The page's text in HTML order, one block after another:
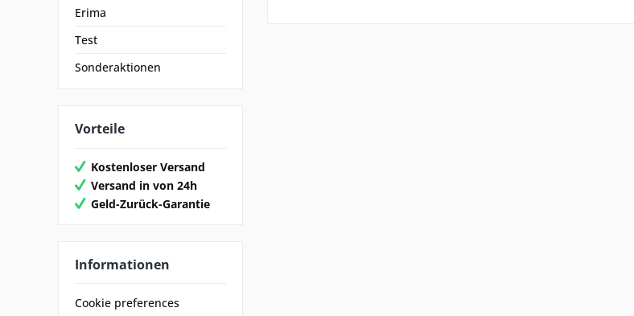
Erima
Test
Sonderaktionen
Vorteile
Kostenloser Versand
Versand in von 24h
Geld-Zurück-Garantie
Informationen
Cookie preferences